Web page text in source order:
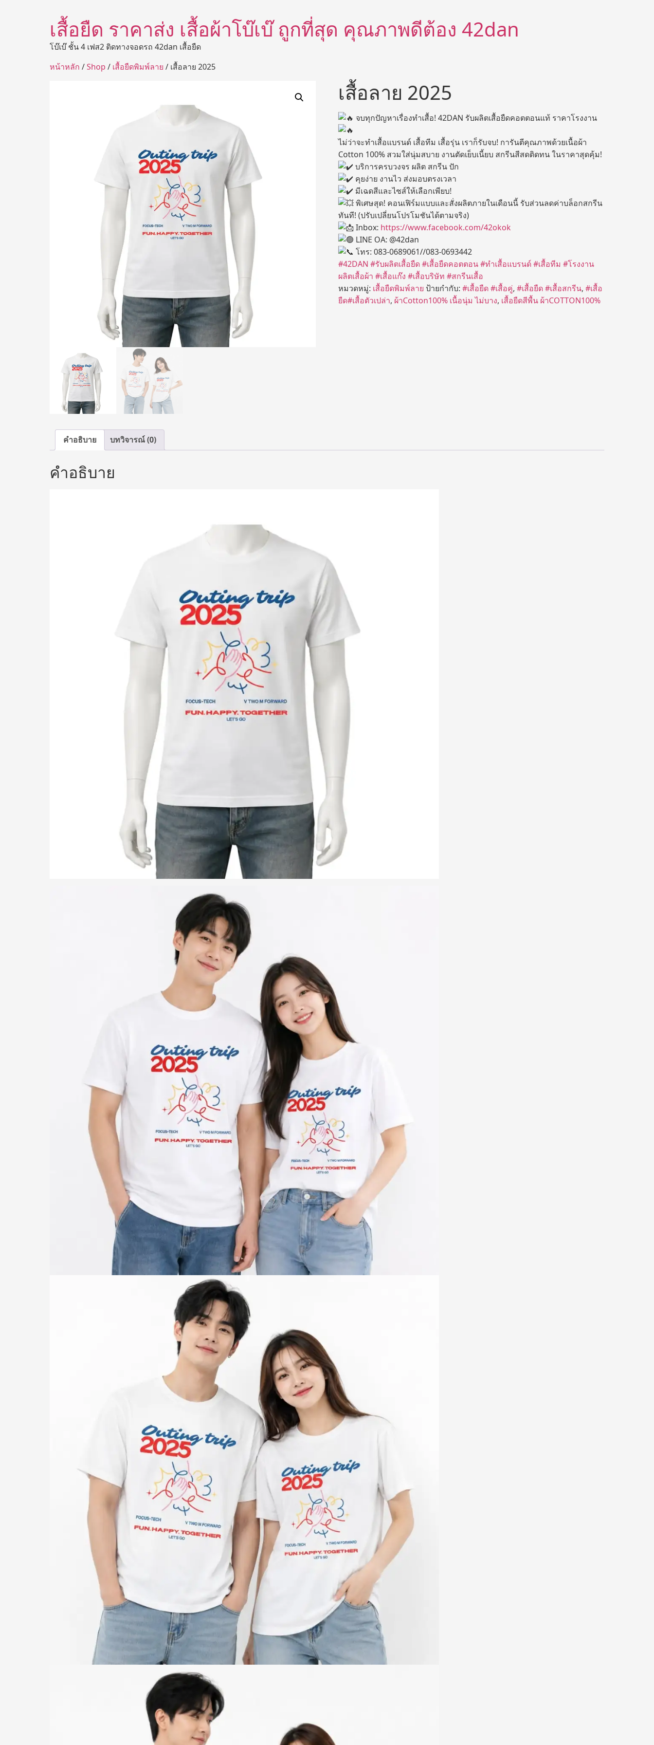
เสื้อยืด ราคาส่ง เสื้อผ้าโบ๊เบ๊ ถูกที่สุด คุณภาพดีต้อง 42dan
โบ๊เบ๊ ชั้น 4 เฟส2 ติดทางจอดรถ 42dan เสื้อยืด
หน้าหลัก /Shop / เสื้อยืดพิมพ์ลาย / เสื้อลาย 2025
เสื้อลาย 2025
จบทุกปัญหาเรื่องทำเสื้อ! 42DAN รับผลิตเสื้อยืดคอตตอนแท้ ราคาโรงงาน
ไม่ว่าจะทำเสื้อแบรนด์ เสื้อทีม เสื้อรุ่น เราก็รับจบ! การันตีคุณภาพด้วยเนื้อผ้า
Cotton 100% สวมใส่นุ่มสบาย งานตัดเย็บเนี้ยบ สกรีนสีสดติดทน ในราคาสุดคุ้ม!
บริการครบวงจร ผลิต สกรีน ปัก
คุยง่าย งานไว ส่งมอบตรงเวลา
มีเฉดสีและไซส์ให้เลือกเพียบ!
พิเศษสุด! คอนเฟิร์มแบบและสั่งผลิตภายในเดือนนี้ รับส่วนลดค่าบล็อกสกรีน
ทันที! (ปรับเปลี่ยนโปรโมชันได้ตามจริง)
Inbox: https://www.facebook.com/42okok
LINE OA: @42dan
โทร: 083-0689061//083-0693442
#42DAN #รับผลิตเสื้อยืด#เสื้อยืดคอตตอน#ทำเสื้อแบรนด์#เสื้อทีม #โรงงาน
ผลิตเสื้อผ้า #เสื้อแก๊ง #เสื้อบริษัท #สกรีนเสื้อ
หมวดหมู่: เสื้อยืดพิมพ์ลาย ป้ายกำกับ: #เสื้อยืด #เสื้อคู่, #เสื้อยืด #เสื้อสกรีน, #เสื้อ
ยืด#เสื้อตัวเปล่า, ผ้าCotton100% เนื้อนุ่ม ไม่บาง, เสื้อยืดสีพื้น ผ้าCOTTON100%
คำอธิบาย บทวิจารณ์ (0)
คำอธิบาย